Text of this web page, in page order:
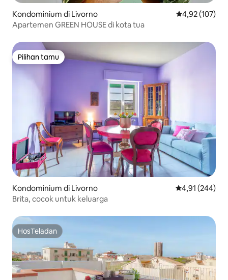
Kondominium di Livorno Nilai rata-rata
4,92 (107)
Apartemen GREEN HOUSE di kota tua
Pilihan tamu
Pilihan tamu
Kondominium di Livorno Nilai rata-rata
4,91 (244)
Brita, cocok untuk keluarga
HosTeladan
HosTeladan